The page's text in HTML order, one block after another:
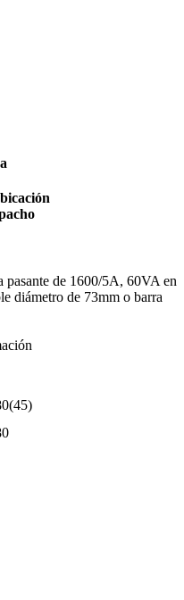
pasante de 1600/5A, 60VA en
diámetro de 73mm o barra